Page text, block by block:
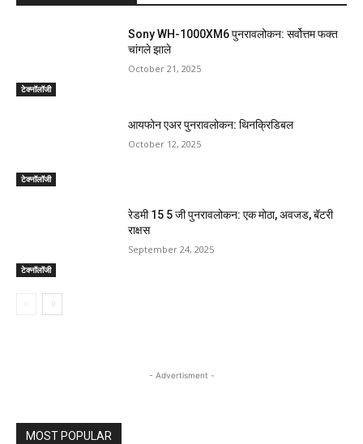
टेक्नॉलॉजी
Sony WH-1000XM6 पुनरावलोकन: सर्वोत्तम फक्त
चांगले झाले
October 21, 2025
टेक्नॉलॉजी
आयफोन एअर पुनरावलोकन: थिनक्रिडिबल
October 12, 2025
टेक्नॉलॉजी
रेडमी 15 5 जी पुनरावलोकन: एक मोठा, अवजड, बॅटरी
राक्षस
September 24, 2025
- Advertisment -
MOST POPULAR